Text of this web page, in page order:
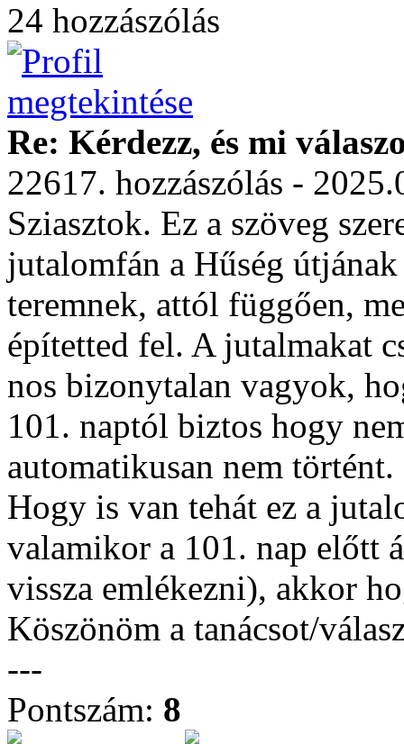
24 hozzászólás
Re: Kérdezz, és mi
22617. hozzászólás -
Sziasztok. Ez a szöveg
jutalomfán a Hűség
teremnek, attól függően,
építetted fel. A jutalmakat
nos bizonytalan vagyok,
101. naptól biztos hogy
automatikusan nem történt.
Hogy is van tehát ez a
valamikor a 101. nap előtt
vissza emlékezni), akkor
Köszönöm a tanácsot/
---
Pontszám: 8